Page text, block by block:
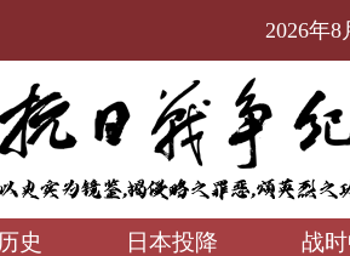
2026年8
史 日本投降 战